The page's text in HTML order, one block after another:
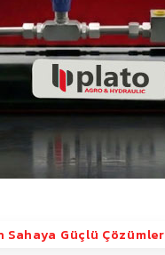
Sahaya Güçlü Çözümler